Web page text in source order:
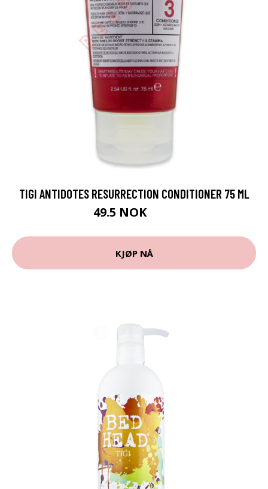
TIGI ANTIDOTES RESURRECTION CONDITIONER 75 ML
49.5 NOK
KJØP NÅ